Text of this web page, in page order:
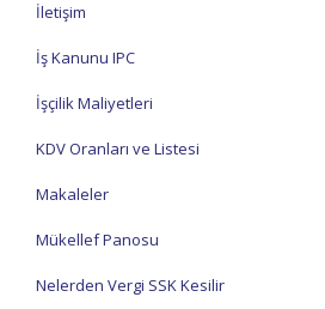
İletişim
İş Kanunu IPC
İşçilik Maliyetleri
KDV Oranları ve Listesi
Makaleler
Mükellef Panosu
Nelerden Vergi SSK Kesilir